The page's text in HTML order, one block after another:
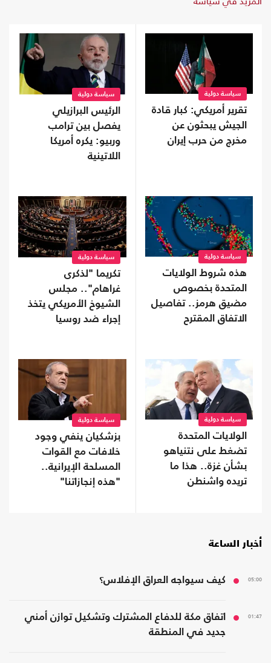
سياسة دولية
تقرير أمريكي: كبار قادة
الجيش يبحثون عن
مخرج من حرب إيران
سياسة دولية
الرئيس البرازيلي
يفصل بين ترامب
وربيو: يكره أمريكا
اللاتينية
سياسة دولية
هذه شروط الولايات
المتحدة بخصوص
مضيق هرمز.. تفاصيل
الاتفاق المقترح
سياسة دولية
تكريما "لذكرى
غراهام".. مجلس
الشيوخ الأمريكي يتخذ
إجراء ضد روسيا
سياسة دولية
الولايات المتحدة
تضغط على نتنياهو
بشأن غزة.. هذا ما
تريده واشنطن
سياسة دولية
بزشكيان ينفي وجود
خلافات مع القوات
المسلحة الإيرانية..
"هذه إنجازاتنا"
أخبار الساعة
05:00 كيف سيواجه العراق الإفلاس؟
01:47
اتفاق مكة للدفاع المشترك وتشكيل توازن أمني
جديد في المنطقة